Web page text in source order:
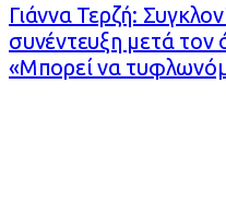
Γιάννα Τερζή:
συνέντευξη μετά τον
«Μπορεί να